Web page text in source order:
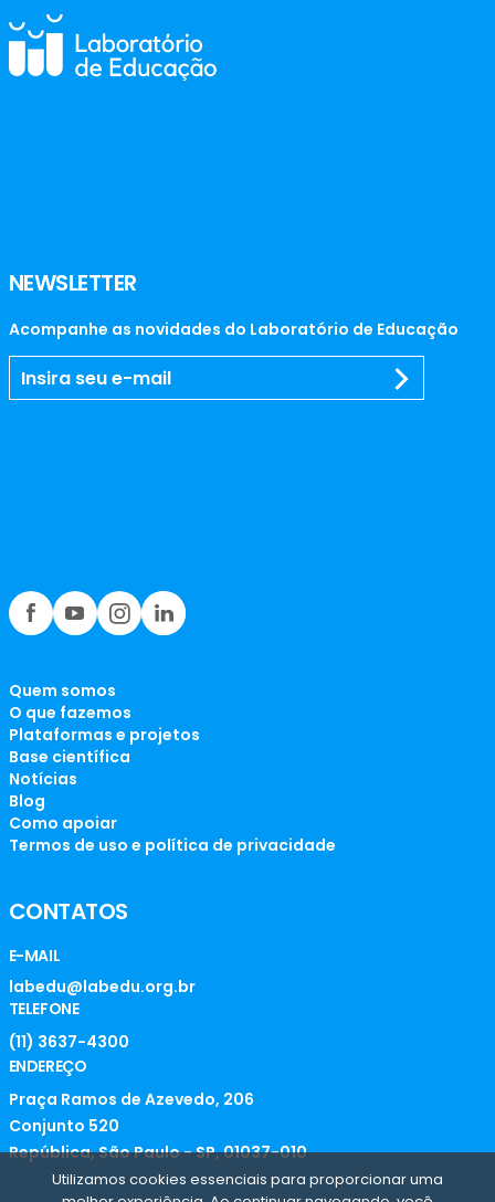
NEWSLETTER
Acompanhe as novidades do Laboratório de Educação
Quem somos
O que fazemos
Plataformas e projetos
Base científica
Notícias
Blog
Como apoiar
Termos de uso e política de privacidade
CONTATOS
E-MAIL
labedu@labedu.org.br
TELEFONE
(11) 3637-4300
ENDEREÇO
Praça Ramos de Azevedo, 206
Conjunto 520
República, São Paulo - SP, 01037-010
Utilizamos cookies essenciais para proporcionar uma